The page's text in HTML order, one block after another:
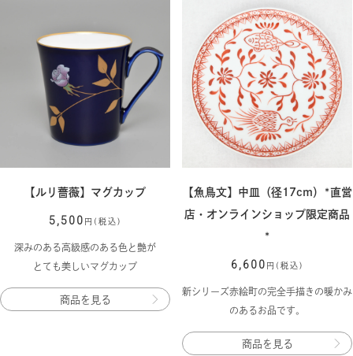
【ルリ薔薇】マグカップ
5,500 円(税込)
深みのある高級感のある色と艶が
とても美しいマグカップ
商品を見る
【魚鳥文】中皿（径17cm）*直営
店・オンラインショップ限定商品
*
6,600 円(税込)
新シリーズ赤絵町の完全手描きの暖かみ
のあるお品です。
商品を見る